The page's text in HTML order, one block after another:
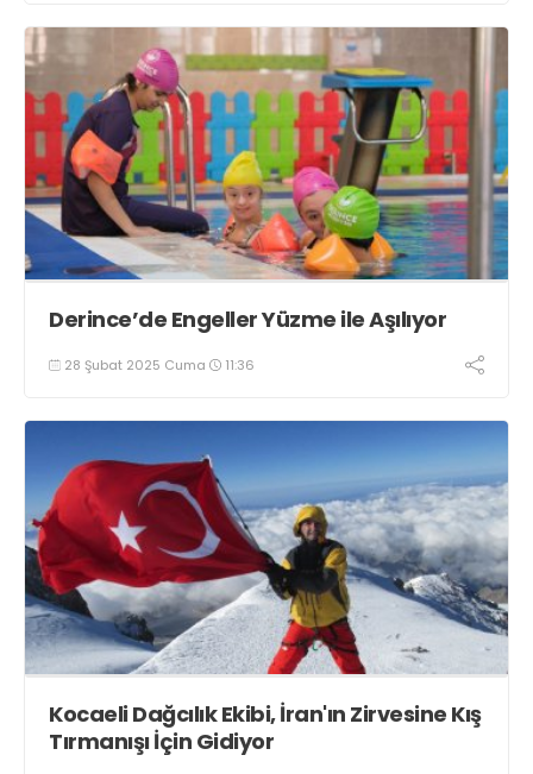
Derince’de Engeller Yüzme ile Aşılıyor
28 Şubat 2025 Cuma 11:36
Kocaeli Dağcılık Ekibi, İran'ın Zirvesine Kış
Tırmanışı İçin Gidiyor